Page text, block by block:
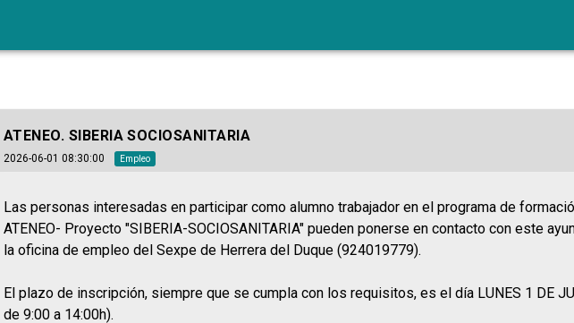
ATENEO. SIBERIA SOCIOSANITARIA
2026-06-01 08:30:00 Empleo
Las personas interesadas en participar como alumno trabajador en el programa de
ATENEO- Proyecto "SIBERIA-SOCIOSANITARIA" pueden ponerse en contacto con este
la oficina de empleo del Sexpe de Herrera del Duque (924019779).
El plazo de inscripción, siempre que se cumpla con los requisitos, es el día LUNES 1 DE
de 9:00 a 14:00h).